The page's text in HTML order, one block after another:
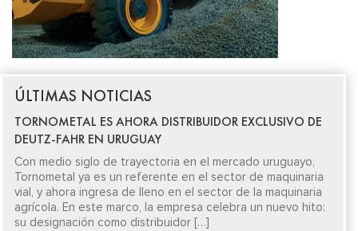
ÚLTIMAS NOTICIAS
TORNOMETAL ES AHORA DISTRIBUIDOR EXCLUSIVO DE
DEUTZ-FAHR EN URUGUAY
Con medio siglo de trayectoria en el mercado uruguayo,
Tornometal ya es un referente en el sector de maquinaria
vial, y ahora ingresa de lleno en el sector de la maquinaria
agrícola. En este marco, la empresa celebra un nuevo hito:
su designación como distribuidor […]